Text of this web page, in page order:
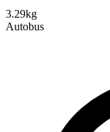
3.29kg
Autobus